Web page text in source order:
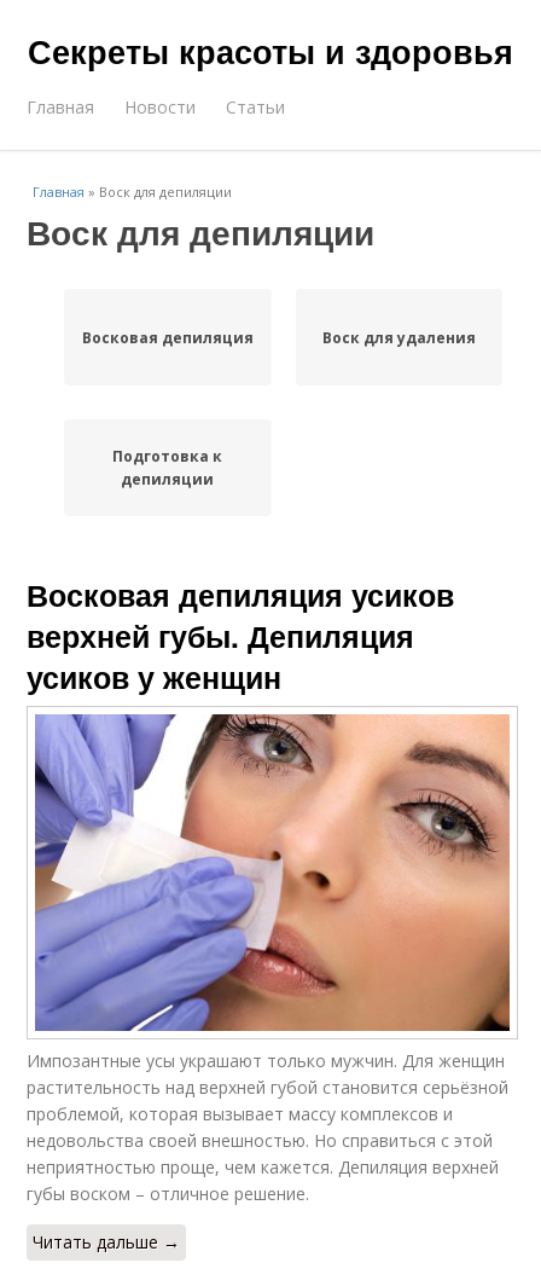
Секреты красоты и здоровья
Главная Новости Статьи
Главная » Воск для депиляции
Воск для депиляции
Восковая депиляция Воск для удаления
Подготовка к
депиляции
Восковая депиляция усиков
верхней губы. Депиляция
усиков у женщин
Импозантные усы украшают только мужчин. Для женщин
растительность над верхней губой становится серьёзной
проблемой, которая вызывает массу комплексов и
недовольства своей внешностью. Но справиться с этой
неприятностью проще, чем кажется. Депиляция верхней
губы воском – отличное решение.
Читать дальше →